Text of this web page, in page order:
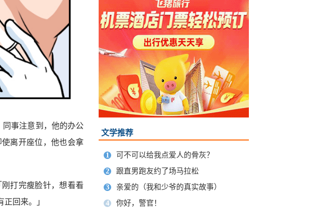
同事注意到，他的办公
离开座位，他也会拿
打完瘦脸针，想看看
回来。」
文学推荐
1
可不可以给我点爱人的骨灰？
2
跟直男跑友约了场马拉松
3
亲爱的（我和少爷的真实故事）
4
你好，警官！